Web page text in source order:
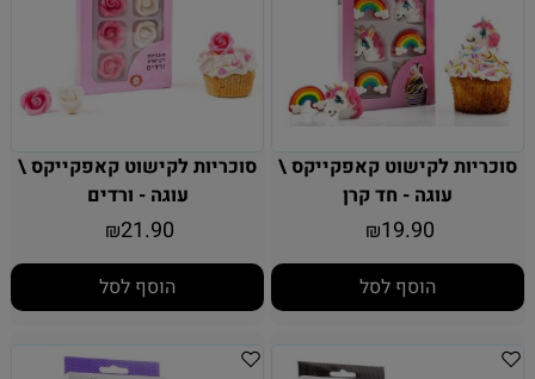
סוכריות לקישוט קאפקייקס \
עוגה - חד קרן
₪19.90
הוסף לסל
סוכריות לקישוט קאפקייקס \
עוגה - ורדים
₪21.90
הוסף לסל